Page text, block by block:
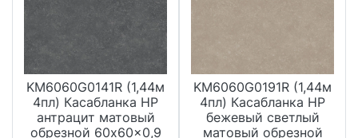
KM6060G0141R (1,44м
4пл) Касабланка HP
антрацит матовый
обрезной 60x60x0,9
KM6060G0191R (1,44м
4пл) Касабланка HP
бежевый светлый
матовый обрезной